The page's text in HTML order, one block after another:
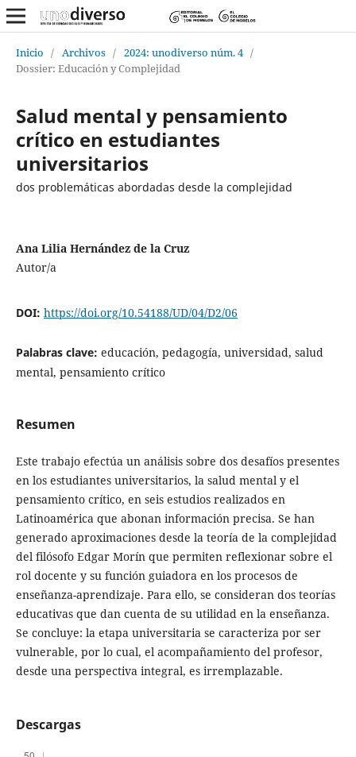
Inicio / Archivos / 2024: unodiverso núm. 4 /
Dossier: Educación y Complejidad
Salud mental y pensamiento
crítico en estudiantes
universitarios
dos problemáticas abordadas desde la complejidad
Ana Lilia Hernández de la Cruz
Autor/a
DOI: https://doi.org/10.54188/UD/04/D2/06
Palabras clave: educación, pedagogía, universidad, salud
mental, pensamiento crítico
Resumen
Este trabajo efectúa un análisis sobre dos desafíos presentes
en los estudiantes universitarios, la salud mental y el
pensamiento crítico, en seis estudios realizados en
Latinoamérica que abonan información precisa. Se han
generado aproximaciones desde la teoría de la complejidad
del filósofo Edgar Morín que permiten reflexionar sobre el
rol docente y su función guiadora en los procesos de
enseñanza-aprendizaje. Para ello, se consideran dos teorías
educativas que dan cuenta de su utilidad en la enseñanza.
Se concluye: la etapa universitaria se caracteriza por ser
vulnerable, por lo cual, el acompañamiento del profesor,
desde una perspectiva integral, es irremplazable.
Descargas